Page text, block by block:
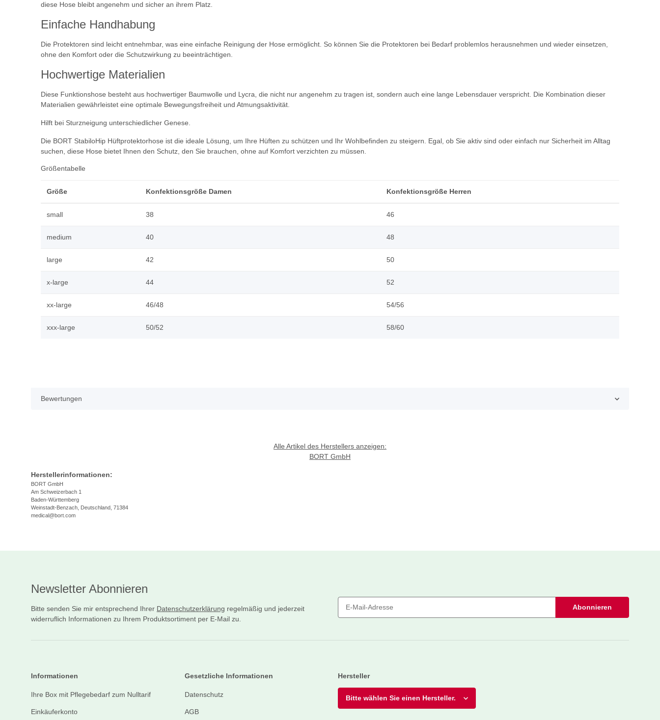
diese Hose bleibt angenehm und sicher an ihrem Platz.
Einfache Handhabung
Die Protektoren sind leicht entnehmbar, was eine einfache Reinigung der Hose ermöglicht. So können Sie die Protektoren bei Bedarf problemlos herausnehmen und wieder einsetzen,
ohne den Komfort oder die Schutzwirkung zu beeinträchtigen.
Hochwertige Materialien
Diese Funktionshose besteht aus hochwertiger Baumwolle und Lycra, die nicht nur angenehm zu tragen ist, sondern auch eine lange Lebensdauer verspricht. Die Kombination dieser
Materialien gewährleistet eine optimale Bewegungsfreiheit und Atmungsaktivität.
Hilft bei Sturzneigung unterschiedlicher Genese.
Die BORT StabiloHip Hüftprotektorhose ist die ideale Lösung, um Ihre Hüften zu schützen und Ihr Wohlbefinden zu steigern. Egal, ob Sie aktiv sind oder einfach nur Sicherheit im Alltag
suchen, diese Hose bietet Ihnen den Schutz, den Sie brauchen, ohne auf Komfort verzichten zu müssen.
Größentabelle
Größe Konfektionsgröße Damen Konfektionsgröße Herren
small 38 46
medium 40 48
large 42 50
x-large 44 52
xx-large 46/48 54/56
xxx-large 50/52 58/60
Bewertungen
Alle Artikel des Herstellers anzeigen:
BORT GmbH
Herstellerinformationen:
BORT GmbH
Am Schweizerbach 1
Baden-Württemberg
Weinstadt-Benzach, Deutschland, 71384
medical@bort.com
Newsletter Abonnieren
Bitte senden Sie mir entsprechend Ihrer Datenschutzerklärung regelmäßig und jederzeit
widerruflich Informationen zu Ihrem Produktsortiment per E-Mail zu.
Abonnieren
Informationen
Ihre Box mit Pflegebedarf zum Nulltarif
Einkäuferkonto
Gesetzliche Informationen
Datenschutz
AGB
Hersteller
Bitte wählen Sie einen Hersteller.